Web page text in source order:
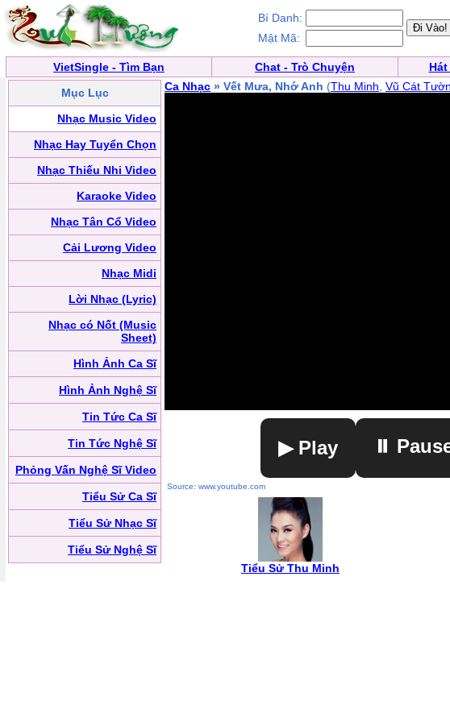
Bí Danh:
Mật Mã:
VietSingle - Tìm Bạn Chat - Trò Chuyện
Mục Lục
Nhạc Music Video
Nhạc Hay Tuyển Chọn
Nhạc Thiếu Nhi Video
Karaoke Video
Nhạc Tân Cổ Video
Cải Lương Video
Nhạc Midi
Lời Nhạc (Lyric)
Nhạc có Nốt (Music
Sheet)
Hình Ảnh Ca Sĩ
Hình Ảnh Nghệ Sĩ
Tin Tức Ca Sĩ
Tin Tức Nghệ Sĩ
Phỏng Vấn Nghệ Sĩ Video
Tiểu Sử Ca Sĩ
Tiểu Sử Nhạc Sĩ
Tiểu Sử Nghệ Sĩ
Ca Nhạc » Vết Mưa, Nhớ Anh (Thu Minh Vũ Cát
▶ Play ⏸
Source: www.youtube.com
Tiểu Sử Thu Minh